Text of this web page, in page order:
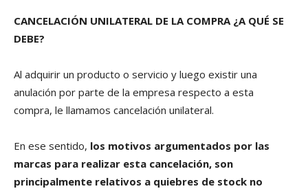
CANCELACIÓN UNILATERAL DE LA COMPRA ¿A QUÉ SE
DEBE?
Al adquirir un producto o servicio y luego existir una
anulación por parte de la empresa respecto a esta
compra, le llamamos cancelación unilateral.
En ese sentido, los motivos argumentados por las
marcas para realizar esta cancelación, son
principalmente relativos a quiebres de stock no